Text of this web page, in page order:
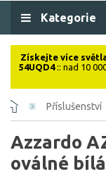
Kategorie
Získejte více
54UQD4:: nad 10
Příslušenství
Azzardo
oválné bílá